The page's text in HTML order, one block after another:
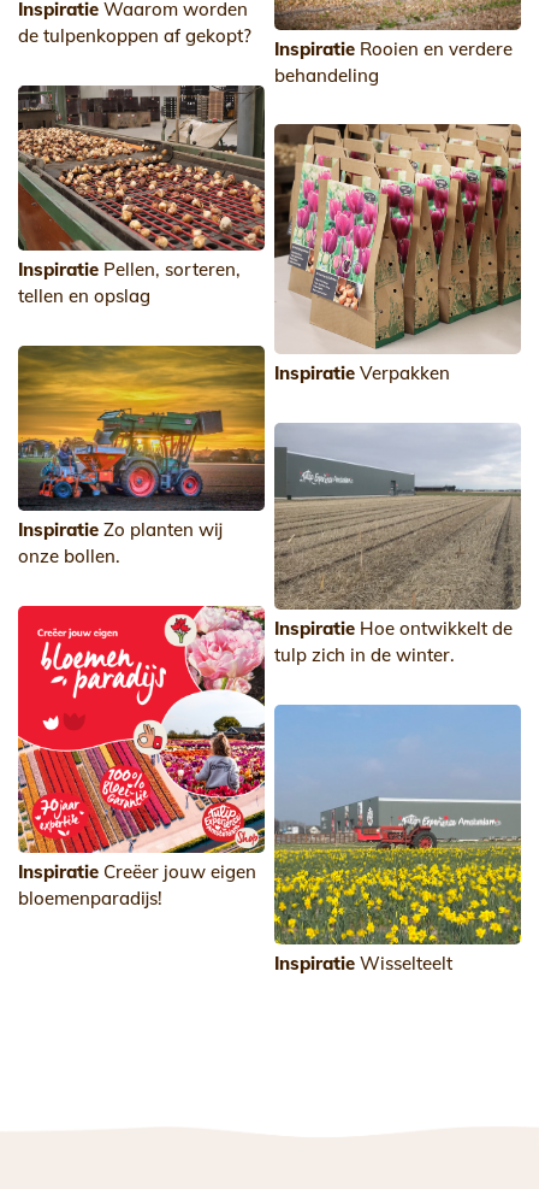
Inspiratie Waarom worden
de tulpenkoppen af gekopt?
Inspiratie Rooien en verdere
behandeling
Inspiratie Pellen, sorteren,
tellen en opslag
Inspiratie Verpakken
Inspiratie Zo planten wij
onze bollen.
Inspiratie Hoe ontwikkelt de
tulp zich in de winter.
Inspiratie Creëer jouw eigen
bloemenparadijs!
Inspiratie Wisselteelt